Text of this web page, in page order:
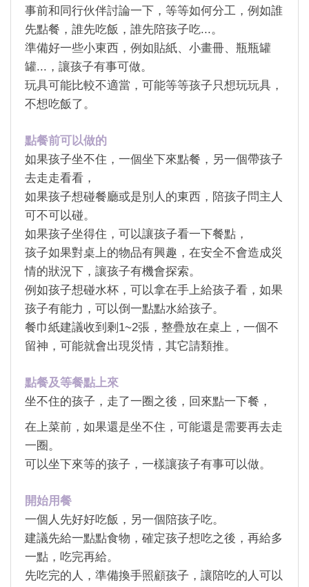
事前和同行伙伴討論一下，等等如何分工，例如誰
先點餐，誰先吃飯，誰先陪孩子吃...。
準備好一些小東西，例如貼紙、小畫冊、瓶瓶罐
罐... ，讓孩子有事可做。
玩具可能比較不適當，可能等等孩子只想玩玩具，
不想吃飯了。
點餐前可以做的
如果孩子坐不住，一個坐下來點餐，另一個帶孩子
去走走看看，
如果孩子想碰餐廳或是別人的東西，陪孩子問主人
可不可以碰。
如果孩子坐得住，可以讓孩子看一下餐點，
孩子如果對桌上的物品有興趣，在安全不會造成災
情的狀況下，讓孩子有機會探索。
例如孩子想碰水杯，可以拿在手上給孩子看，如果
孩子有能力，可以倒一點點水給孩子。
餐巾紙建議收到剩 1~2張，整疊放在桌上，一個不
留神，可能就會出現災情，其它請類推。
點餐及等餐點上來
坐不住的孩子，走了一圈之後，回來點一下餐，
在上菜前，如果還是坐不住， 可能還是需要再去走
一圈。
可以坐下來等的孩子，一樣讓孩子有事可以做。
開始用餐
一個人先好好吃飯，另一個陪孩子吃。
建議先給一點點食物，確定孩子想吃之後，再給多
一點，吃完再給。
先吃完的人，準備換手照顧孩子，讓陪吃的人可以